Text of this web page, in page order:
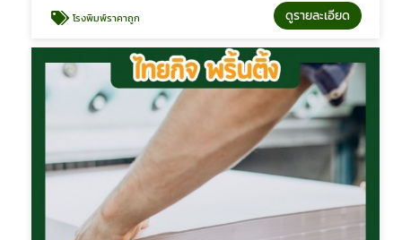
โรงพิมพ์ราคาถูก ดูรายละเอียด